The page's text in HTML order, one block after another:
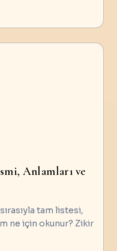
Anlamları ve
tam listesi,
ne için okunur? Zikir